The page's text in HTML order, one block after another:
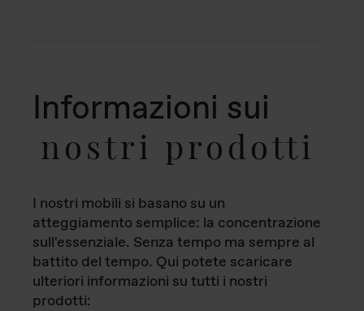
Informazioni sui
nostri prodotti
I nostri mobili si basano su un
atteggiamento semplice: la concentrazione
sull'essenziale. Senza tempo ma sempre al
battito del tempo. Qui potete scaricare
ulteriori informazioni su tutti i nostri
prodotti: